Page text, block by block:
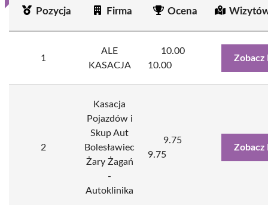
Pozycja Firma Ocena
1
ALE
KASACJA
10.00
10.00
Zobacz
2
Kasacja
Pojazdów i
Skup Aut
Bolesławiec
Żary Żagań
-
Autoklinika
9.75
9.75
Zobacz